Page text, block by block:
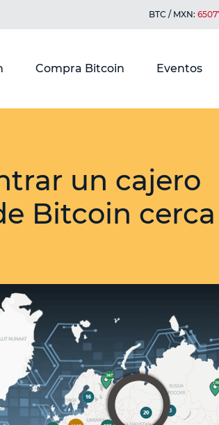
BTC / MXN:
Compra Bitcoin Eventos
un cajero
Bitcoin